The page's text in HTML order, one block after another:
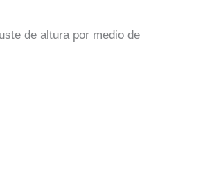
de altura por medio de